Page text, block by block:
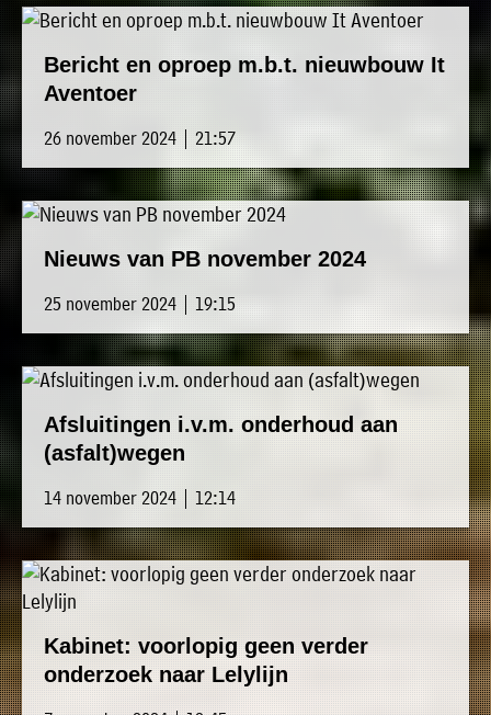
Bericht en oproep m.b.t. nieuwbouw It
Aventoer
26 november 2024 | 21:57
Nieuws van PB november 2024
25 november 2024 | 19:15
Afsluitingen i.v.m. onderhoud aan
(asfalt)wegen
14 november 2024 | 12:14
Kabinet: voorlopig geen verder
onderzoek naar Lelylijn